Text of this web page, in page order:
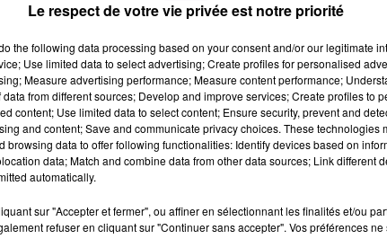
SES PORTES
C'était l'une des institutions du centre-ville
rémois. Le magasin JouéClub est contraint de
fermer ses portes.
Le respect de votre vie privée est notre priorité
the following data processing based on your consent and/or our legitimate
Use limited data to select advertising; Create profiles for personalised
Measure advertising performance; Measure content performance;
from different sources; Develop and improve services; Create profiles to
content; Use limited data to select content; Ensure security, prevent and
and content; Save and communicate privacy choices. These technologies
browsing data to offer following functionalities: Identify devices based on
data; Match and combine data from other data sources; Link different
automatically.
sur "Accepter et fermer", ou affiner en sélectionnant les finalités et/ou
refuser en cliquant sur "Continuer sans accepter". Vos préférences